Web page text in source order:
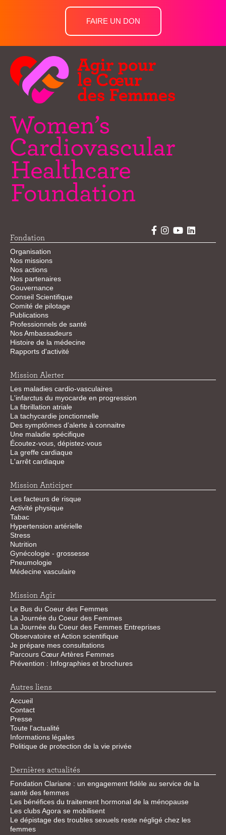
FAIRE UN DON
Fondation
Organisation
Nos missions
Nos actions
Nos partenaires
Gouvernance
Conseil Scientifique
Comité de pilotage
Publications
Professionnels de santé
Nos Ambassadeurs
Histoire de la médecine
Rapports d'activité
Mission Alerter
Les maladies cardio-vasculaires
L'infarctus du myocarde en progression
La fibrillation atriale
La tachycardie jonctionnelle
Des symptômes d’alerte à connaitre
Une maladie spécifique
Écoutez-vous, dépistez-vous
La greffe cardiaque
L'arrêt cardiaque
Mission Anticiper
Les facteurs de risque
Activité physique
Tabac
Hypertension artérielle
Stress
Nutrition
Gynécologie - grossesse
Pneumologie
Médecine vasculaire
Mission Agir
Le Bus du Coeur des Femmes
La Journée du Coeur des Femmes
La Journée du Coeur des Femmes Entreprises
Observatoire et Action scientifique
Je prépare mes consultations
Parcours Cœur Artères Femmes
Prévention : Infographies et brochures
Autres liens
Accueil
Contact
Presse
Toute l'actualité
Informations légales
Politique de protection de la vie privée
Dernières actualités
Fondation Clariane : un engagement fidèle au service de la
santé des femmes
Les bénéfices du traitement hormonal de la ménopause
Les clubs Agora se mobilisent
Le dépistage des troubles sexuels reste négligé chez les
femmes